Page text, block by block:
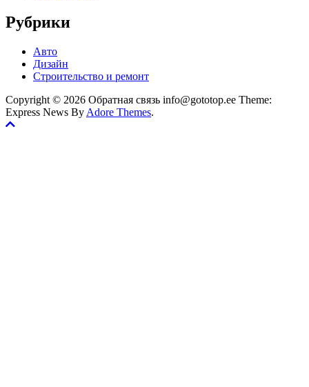
Рубрики
Авто
Дизайн
Строительство и ремонт
Copyright © 2026 Обратная связь info@gototop.ee Theme:
Express News By Adore Themes.